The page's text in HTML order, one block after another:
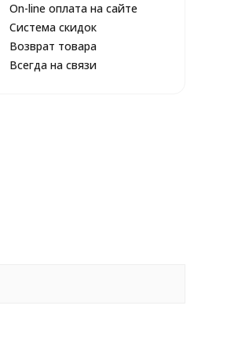
On-line оплата на сайте
Система скидок
Возврат товара
Всегда на связи